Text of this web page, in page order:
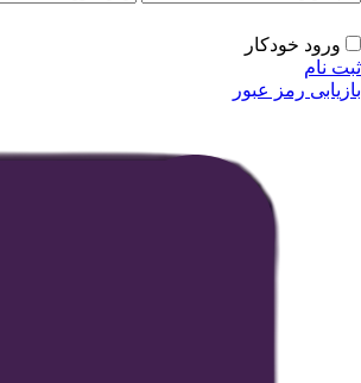
ورود خودکار
ثبت نام
بازیابی رمز عبور